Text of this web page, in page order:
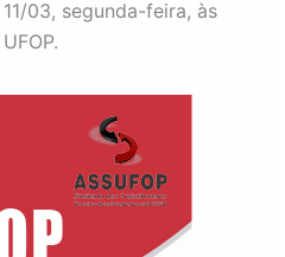
03, segunda-feira, às